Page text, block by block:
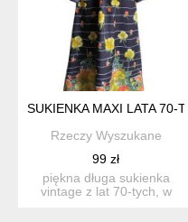
SUKIENKA MAXI LATA 70-TE
Rzeczy Wyszukane
99 zł
piękna długa sukienka
vintage z lat 70-tych, w